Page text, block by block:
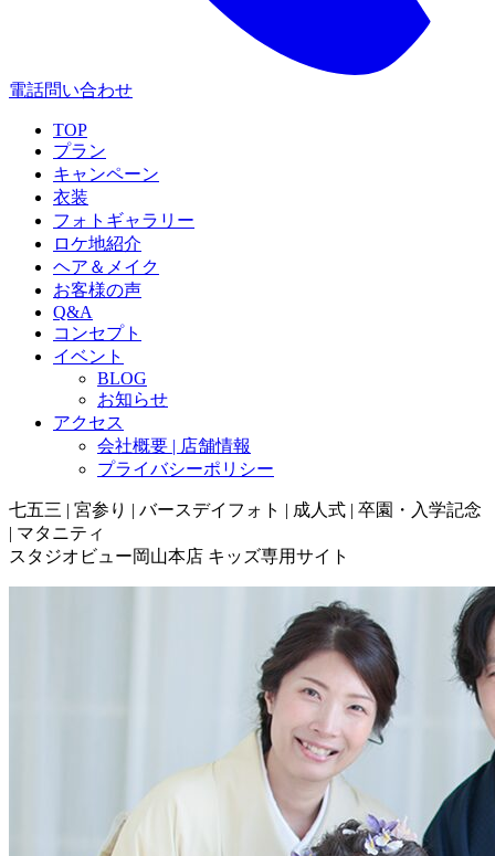
電話問い合わせ
TOP
プラン
キャンペーン
衣装
フォトギャラリー
ロケ地紹介
ヘア＆メイク
お客様の声
Q&A
コンセプト
イベント
BLOG
お知らせ
アクセス
会社概要 | 店舗情報
プライバシーポリシー
七五三 | 宮参り | バースデイフォト | 成人式 | 卒園・入学記念
| マタニティ
スタジオビュー岡山本店 キッズ専用サイト